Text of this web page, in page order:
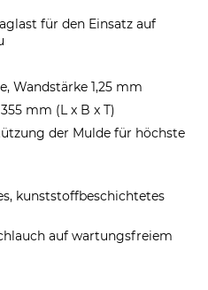
für den Einsatz auf
Wandstärke 1,25 mm
mm (L x B x T)
der Mulde für höchste
kunststoffbeschichtetes
auf wartungsfreiem